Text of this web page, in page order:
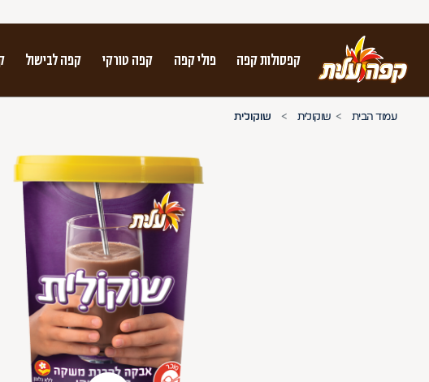
קפסולות קפה פולי קפה קפה טורקי קפה לבישול
על מנת לנווט בתת תפריט יש להשתמש במקש הטאב
and Down arrow keys to navigate search results.
עמוד הבית שוקולית שוקולית